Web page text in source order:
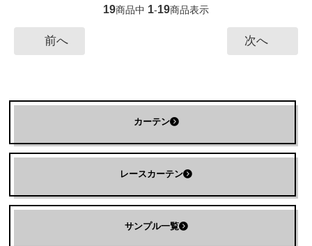
19商品中 1-19商品表示
前へ 次へ
カーテン
レースカーテン
サンプル一覧